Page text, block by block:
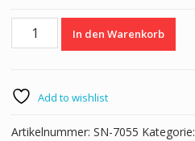
Seitenmarkise
cm
blau
Menge
In den Warenkorb
Add to wishlist
Artikelnummer: SN-7055 Kategorie: